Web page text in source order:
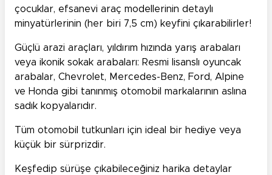
çocuklar, efsanevi araç modellerinin detaylı
minyatürlerinin (her biri 7,5 cm) keyfini çıkarabilirler!
Güçlü arazi araçları, yıldırım hızında yarış arabaları
veya ikonik sokak arabaları: Resmi lisanslı oyuncak
arabalar, Chevrolet, Mercedes-Benz, Ford, Alpine
ve Honda gibi tanınmış otomobil markalarının aslına
sadık kopyalarıdır.
Tüm otomobil tutkunları için ideal bir hediye veya
küçük bir sürprizdir.
Keşfedip sürüşe çıkabileceğiniz harika detaylar